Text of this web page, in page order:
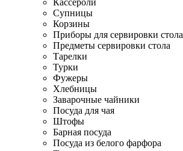
Кассероли
Супницы
Корзины
Приборы для сервировки стола
Предметы сервировки стола
Тарелки
Турки
Фужеры
Хлебницы
Заварочные чайники
Посуда для чая
Штофы
Барная посуда
Посуда из белого фарфора